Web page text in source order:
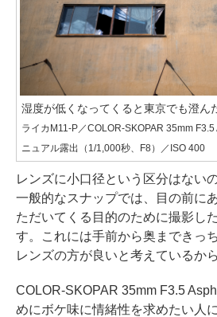
湿度が低くなってくると東京でも澄ん
ライカM11-P／COLOR-SKOPAR 35mm
ニュアル露出（1/1,000秒、F8）／ISO 400
レンズに小口径という区分はない
一般的なスナップでは、目の前に
ただいてくる目的のために撮影し
す。これには手前から奥まできっ
レンズの方が良いと考えているか
COLOR-SKOPAR 35mm F3.5
めにボケ味に情緒性を求めたい人